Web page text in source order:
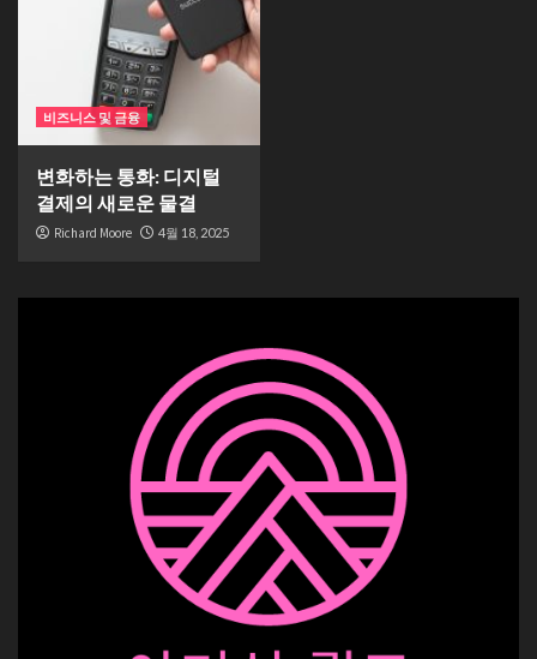
비즈니스 및 금융
변화하는 통화: 디지털
결제의 새로운 물결
Richard Moore 4월 18, 2025